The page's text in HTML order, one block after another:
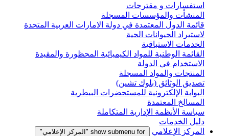
استفسارات و مقترحات
المنشأت والمؤسسات المسجلة
قائمة الدول المعتمدة في دولة الامارات العربية المتحدة
لاستيراد الحيوانات الحية
الخدمات الاستباقية
القائمة الوطنية للمواد الكيميائية المحظورة والمقيدة
الاستخدام في الدولة
المنتجات والمواد المسجلة
تصديق الوثائق (بلوك تشين)
البوابة الإلكترونية للمستحضرات البيطرية
المسالخ المعتمدة
سياسة الأنظمة الإدارية المتكاملة
دليل الخدمات
المركز الإعلامي
show submenu for "المركز الإعلامي"